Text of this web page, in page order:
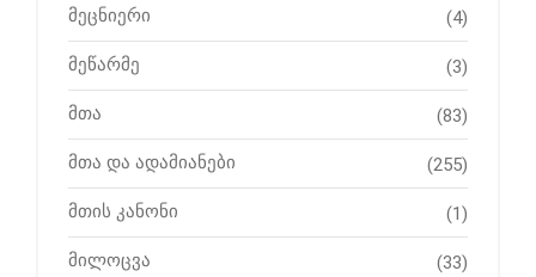
მეცნიერი (4)
მეწარმე (3)
მთა (83)
მთა და ადამიანები (255)
მთის კანონი (1)
მილოცვა (33)